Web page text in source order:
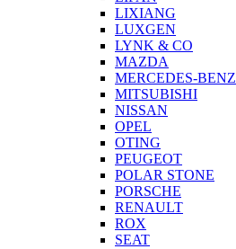
LIXIANG
LUXGEN
LYNK & CO
MAZDA
MERCEDES-BENZ
MITSUBISHI
NISSAN
OPEL
OTING
PEUGEOT
POLAR STONE
PORSCHE
RENAULT
ROX
SEAT